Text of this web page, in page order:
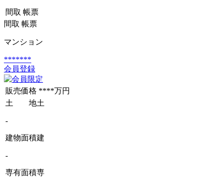
間取 帳票
間取 帳票
マンション
*******
会員登録
販売価格 ****万円
土 地土
-
建物面積建
-
専有面積専